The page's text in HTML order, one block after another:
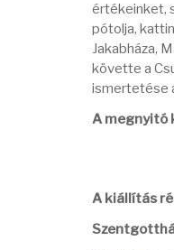
értékeinket,
pótolja,
Jakabháza,
követte a
ismertetése
A megnyitó
A kiállítás